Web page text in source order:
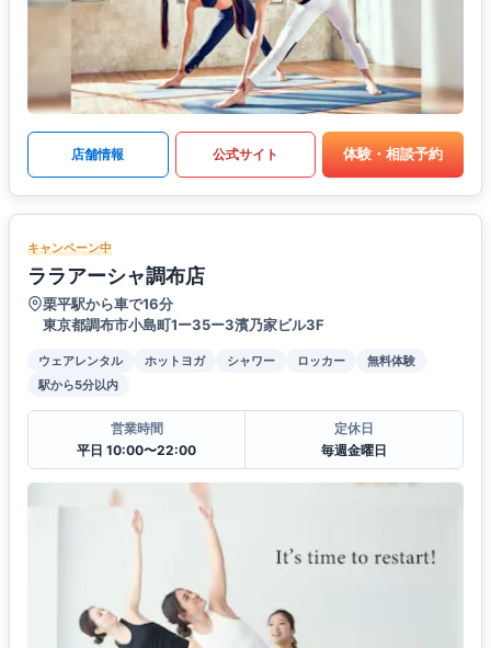
店舗情報 公式サイト 体験・相談予約
キャンペーン中
ララアーシャ調布店
栗平駅から車で16分
東京都調布市小島町1ー35ー3濱乃家ビル3F
ウェアレンタル ホットヨガ シャワー ロッカー
無料体験
駅から5分以内
営業時間
平日 10:00〜22:00
定休日
毎週金曜日